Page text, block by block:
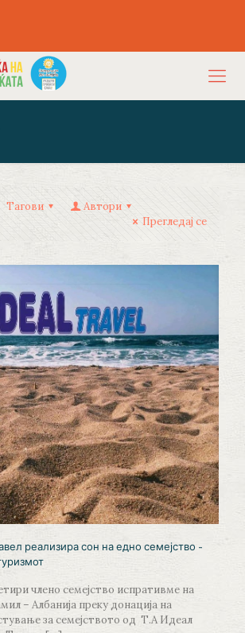
Тагови
Автори
Прегледај се
реализира сон на едно семејство –
члено семејство испративме на
– Албанија преку донација на
за семејството од Т.А Идеал